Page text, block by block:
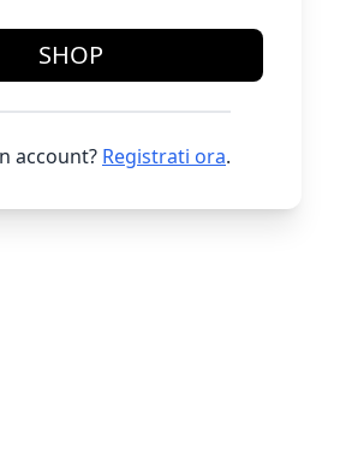
SHOP
account? Registrati ora.